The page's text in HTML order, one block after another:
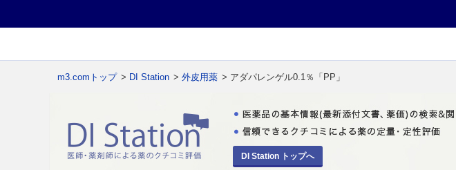
m3.comトップ > DI Station > 外皮用薬 > アダパレンゲル0.1％「PP」
DI Station トップへ